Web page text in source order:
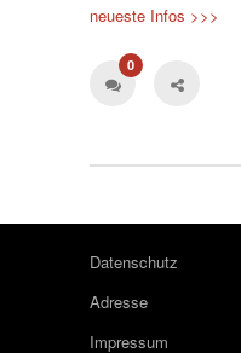
neueste Infos >>>
0
Datenschutz
Adresse
Impressum